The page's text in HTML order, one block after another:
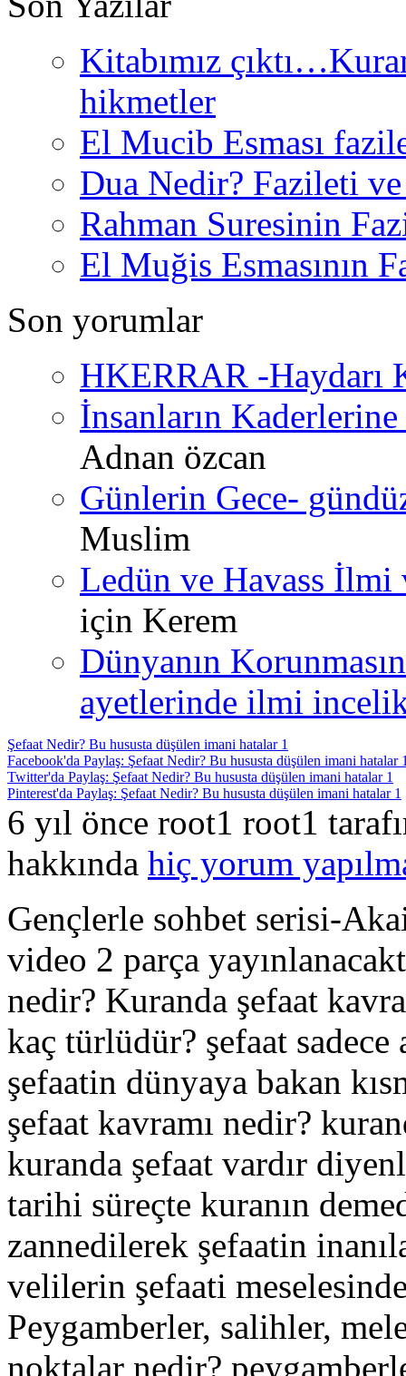
Kitabımız
hikmetler
El Mucib Esması
Dua Nedir? Fazileti
Rahman Suresinin
El Muğis Esmasının
Son yorumlar
HKERRAR -Haydarı
İnsanların
Adnan özcan
Günlerin Gece-
Muslim
Ledün ve Havass İlmi
için Kerem
Dünyanın
ayetlerinde ilmi
Şefaat Nedir? Bu hususta düşülen imani hatalar 1
Facebook'da Paylaş: Şefaat Nedir? Bu hususta düşülen imani hatalar
Twitter'da Paylaş: Şefaat Nedir? Bu hususta düşülen imani hatalar 1
Pinterest'da Paylaş: Şefaat Nedir? Bu hususta düşülen imani hatalar 1
6 yıl önce root1 root1
hakkında hiç yorum
Gençlerle sohbet serisi-
video 2 parça
nedir? Kuranda şefaat
kaç türlüdür? şefaat
şefaatin dünyaya bakan
şefaat kavramı nedir?
kuranda şefaat vardır
tarihi süreçte kuranın
zannedilerek şefaatin
velilerin şefaati
Peygamberler, salihler,
noktalar nedir?